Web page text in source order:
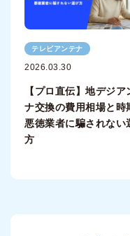
テレビアンテナ
2026.03.30
【プロ直伝】地デジア
ナ交換の費用相場と時
悪徳業者に騙されない
方